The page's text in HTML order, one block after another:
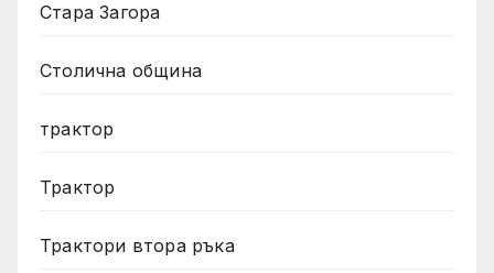
Стара Загора
Столична община
трактор
Трактор
Трактори втора ръка